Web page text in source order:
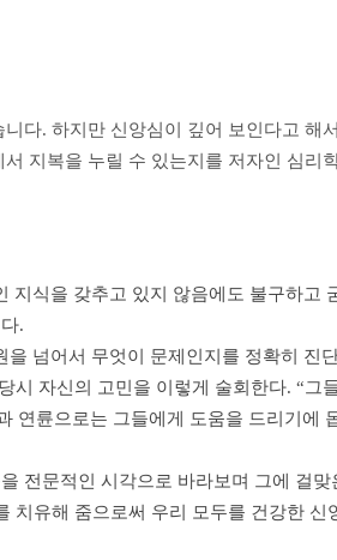
다. 하지만 신앙심이 깊어 보인다고 해
서 지복을 누릴 수 있는지를 저자인 심리
식을 갖추고 있지 않음에도 불구하고
.
넘어서 무엇이 문제인지를 정확히 진
자신의 고민을 이렇게 술회한다. “그
연륜으로는 그들에게 도움을 드리기에
전문적인 시각으로 바라보며 그에 걸
유해 줌으로써 우리 모두를 건강한 신